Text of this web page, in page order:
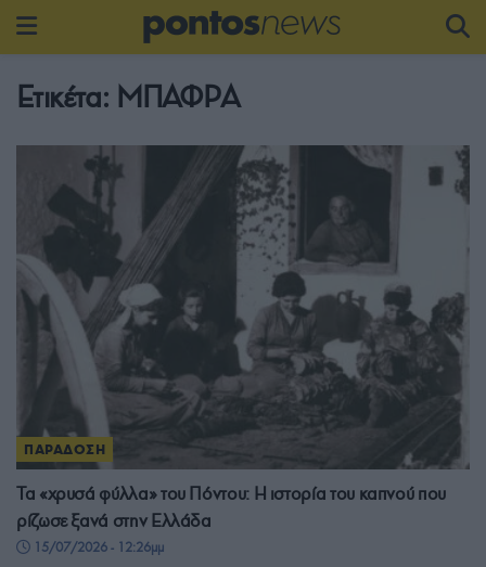
Ετικέτα: ΜΠΑΦΡΑ
ΠΑΡΑΔΟΣΗ
Τα «χρυσά φύλλα» του Πόντου: Η ιστορία του καπνού που
ρίζωσε ξανά στην Ελλάδα
15/07/2026 - 12:26μμ